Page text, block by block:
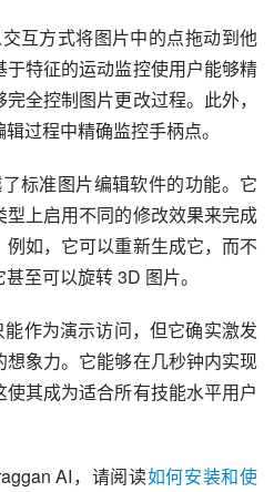
互方式将图片中的点拖动到他
特征的运动监控使用户能够精
全控制图片更改过程。此外，
过程中精确监控手柄点。
标准图片编辑软件的功能。它
上启用不同的修改效果来完成
如，它可以重新生成它，而不
至可以旋转 3D 图片。
作为演示访问，但它确实激发
象力。它能够在几秒钟内实现
其成为适合所有技能水平用户
AI，请阅读如何安装和使